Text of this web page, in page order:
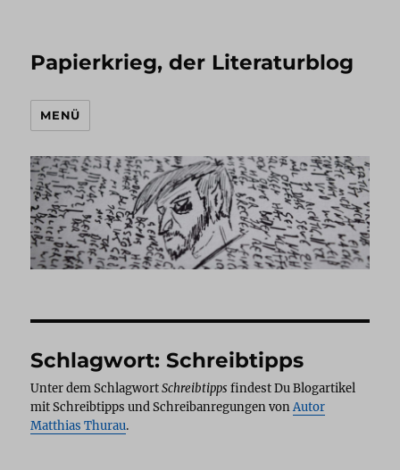
Papierkrieg, der Literaturblog
MENÜ
Schlagwort:Schreibtipps
Unter dem SchlagwortSchreibtipps findest Du Blogartikel
mit Schreibtipps und Schreibanregungen vonAutor
Matthias Thurau.